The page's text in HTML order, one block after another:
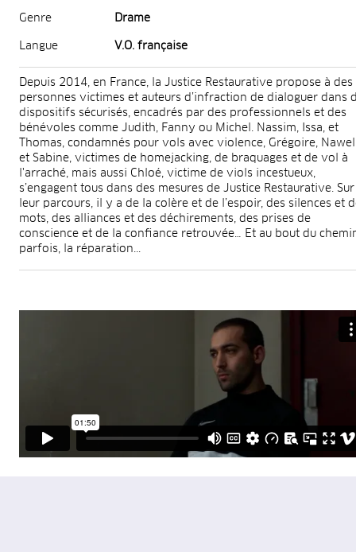
Genre Drame
Langue V.O. française
Depuis 2014, en France, la Justice Restaurative propose à des
personnes victimes et auteurs d’infraction de dialoguer dans
dispositifs sécurisés, encadrés par des professionnels et des
bénévoles comme Judith, Fanny ou Michel. Nassim, Issa, et
Thomas, condamnés pour vols avec violence, Grégoire,
et Sabine, victimes de homejacking, de braquages et de vol à
l'arraché, mais aussi Chloé, victime de viols incestueux,
s’engagent tous dans des mesures de Justice Restaurative. Sur
leur parcours, il y a de la colère et de l’espoir, des silences et
mots, des alliances et des déchirements, des prises de
conscience et de la conﬁance retrouvée… Et au bout du
parfois, la réparation...